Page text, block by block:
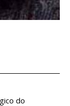
do